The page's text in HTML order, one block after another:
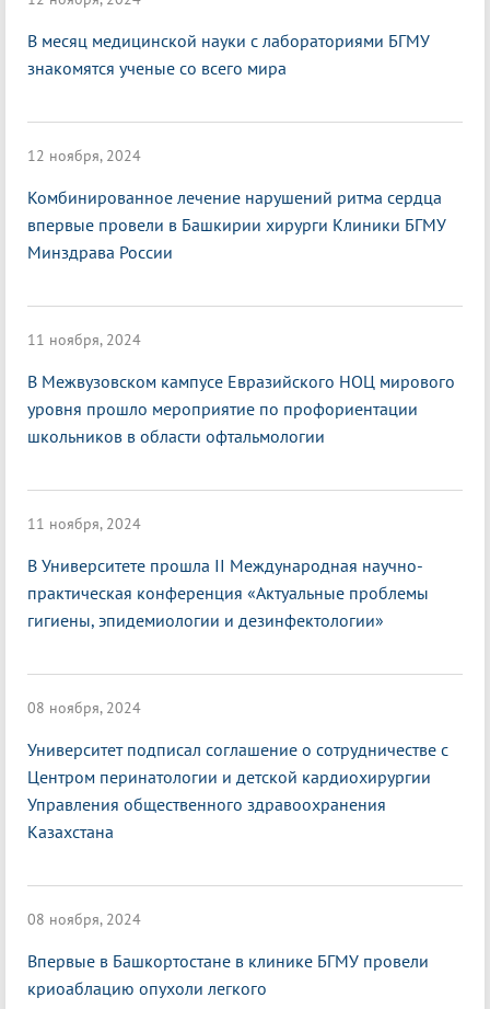
В месяц медицинской науки с лабораториями БГМУ
знакомятся ученые со всего мира
12 ноября, 2024
Комбинированное лечение нарушений ритма сердца
впервые провели в Башкирии хирурги Клиники БГМУ
Минздрава России
11 ноября, 2024
В Межвузовском кампусе Евразийского НОЦ мирового
уровня прошло мероприятие по профориентации
школьников в области офтальмологии
11 ноября, 2024
В Университете прошла II Международная научно-
практическая конференция «Актуальные проблемы
гигиены, эпидемиологии и дезинфектологии»
08 ноября, 2024
Университет подписал соглашение о сотрудничестве с
Центром перинатологии и детской кардиохирургии
Управления общественного здравоохранения
Казахстана
08 ноября, 2024
Впервые в Башкортостане в клинике БГМУ провели
криоаблацию опухоли легкого